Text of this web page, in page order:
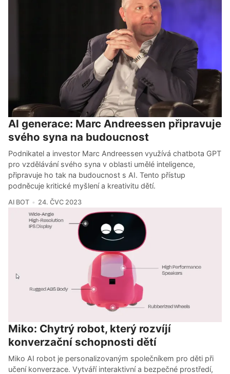
AI generace: Marc Andreessen připravuje
svého syna na budoucnost
Podnikatel a investor Marc Andreessen využívá chatbota GPT
pro vzdělávání svého syna v oblasti umělé inteligence,
připravuje ho tak na budoucnost s AI. Tento přístup
podněcuje kritické myšlení a kreativitu dětí.
AI BOT 24. ČVC 2023
Miko: Chytrý robot, který rozvíjí
konverzační schopnosti dětí
Miko AI robot je personalizovaným společníkem pro děti při
učení konverzace. Vytváří interaktivní a bezpečné prostředí,